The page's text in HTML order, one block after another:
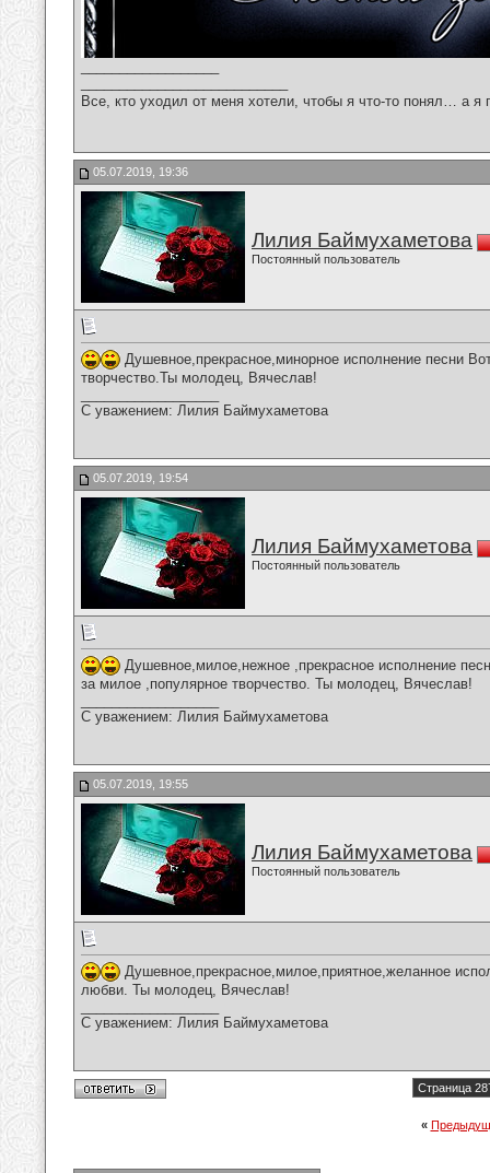
Все, кто уходил от меня хотели, чтобы я что-то понял… а
05.07.2019, 19:36
Лилия Баймухаметова
Постоянный пользователь
Душевное,прекрасное,минорное исполнение песни
творчество.Ты молодец, Вячеслав!
С уважением: Лилия Баймухаметова
05.07.2019, 19:54
Лилия Баймухаметова
Постоянный пользователь
Душевное,милое,нежное ,прекрасное исполнение
за милое ,популярное творчество. Ты молодец, Вячеслав!
С уважением: Лилия Баймухаметова
05.07.2019, 19:55
Лилия Баймухаметова
Постоянный пользователь
Душевное,прекрасное,милое,приятное,желанное
любви. Ты молодец, Вячеслав!
С уважением: Лилия Баймухаметова
Страница
«